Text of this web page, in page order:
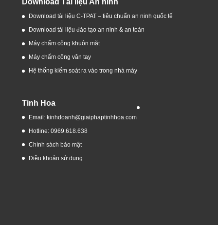
Download Tài liệu An ninh
Download tài liệu C-TPAT – tiêu chuẩn an ninh quốc tế
Download tài liệu đào tạo an ninh & an toàn
Máy chấm công khuôn mặt
Máy chấm công vân tay
Hệ thống kiểm soát ra vào trong nhà máy
Tinh Hoa
Email: kinhdoanh@giaiphaptinhhoa.com
Hotline: 0969.618.638
Chính sách bảo mật
Điều khoản sử dụng